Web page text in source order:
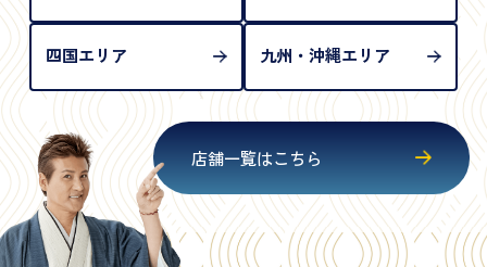
四国エリア 九州・沖縄エリア
店舗一覧はこちら